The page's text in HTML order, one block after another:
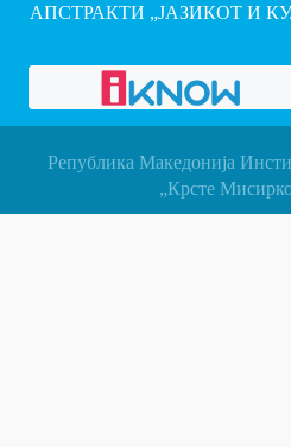
АПСТРАКТИ „ЈАЗИКОТ И
Република Македонија
„Крсте